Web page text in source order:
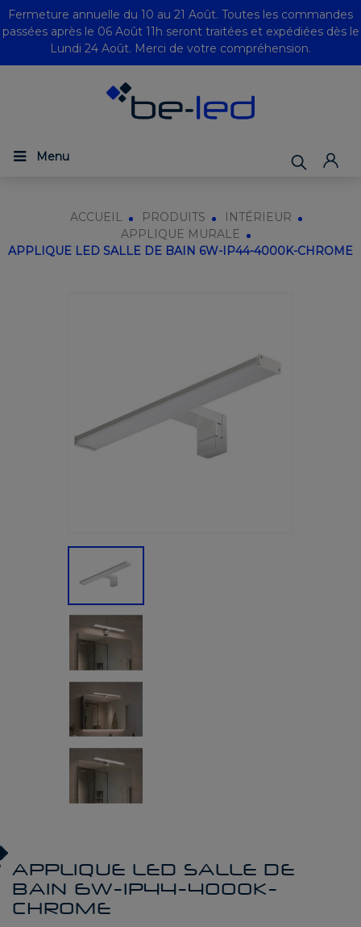
Fermeture annuelle du 10 au 21 Août. Toutes les commandes
passées après le 06 Août 11h seront traitées et expédiées dès le
Lundi 24 Août. Merci de votre compréhension.
Menu
ACCUEIL PRODUITS
INTÉRIEUR
APPLIQUE MURALE
APPLIQUE LED SALLE DE BAIN 6W-IP44-4000K-CHROME
APPLIQUE LED SALLE DE
BAIN 6W-IP44-4000K-
CHROME